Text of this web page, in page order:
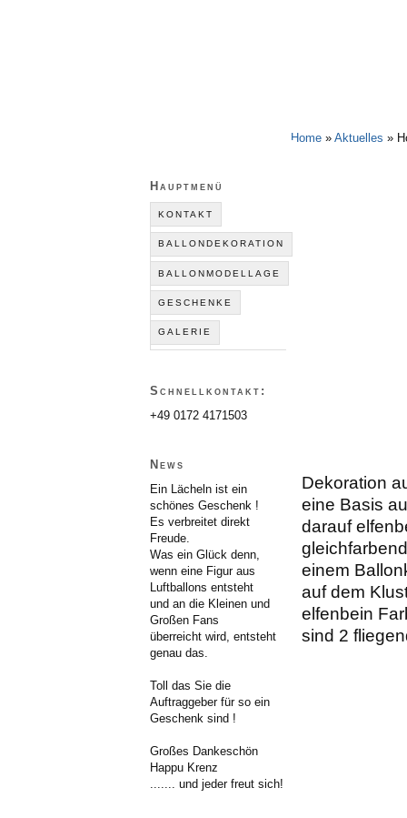
Home » Aktuelles »
Dekoration
eine Basis
darauf
einem
auf dem
elfenbein
sind 2
Hauptmenü
KONTAKT
BALLONDEKORATION
BALLONMODELLAGE
GESCHENKE
GALERIE
Schnellkontakt:
+49 0172 4171503
News
Ein Lächeln ist ein
schönes Geschenk !
Es verbreitet direkt
Freude.
Was ein Glück denn,
wenn eine Figur aus
Luftballons entsteht
und an die Kleinen und
Großen Fans
überreicht wird, entsteht
genau das.
Toll das Sie die
Auftraggeber für so ein
Geschenk sind !
Großes Dankeschön
Happu Krenz
....... und jeder freut sich!